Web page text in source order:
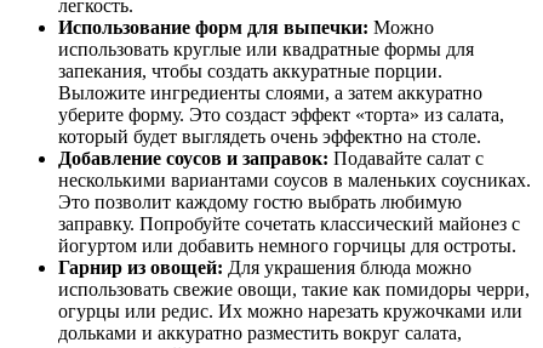
легкость.
Использование форм для выпечки: Можно
использовать круглые или квадратные формы для
запекания, чтобы создать аккуратные порции.
Выложите ингредиенты слоями, а затем аккуратно
уберите форму. Это создаст эффект «торта» из салата,
который будет выглядеть очень эффектно на столе.
Добавление соусов и заправок: Подавайте салат с
несколькими вариантами соусов в маленьких соусниках.
Это позволит каждому гостю выбрать любимую
заправку. Попробуйте сочетать классический майонез с
йогуртом или добавить немного горчицы для остроты.
Гарнир из овощей: Для украшения блюда можно
использовать свежие овощи, такие как помидоры черри,
огурцы или редис. Их можно нарезать кружочками или
дольками и аккуратно разместить вокруг салата,